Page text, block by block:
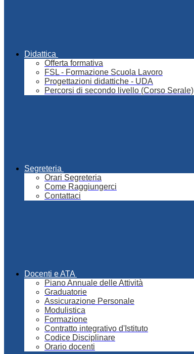
Didattica
Offerta formativa
FSL - Formazione Scuola Lavoro
Progettazioni didattiche - UDA
Percorsi di secondo livello (Corso Serale)
Segreteria
Orari Segreteria
Come Raggiungerci
Contattaci
Docenti e ATA
Piano Annuale delle Attività
Graduatorie
Assicurazione Personale
Modulistica
Formazione
Contratto integrativo d'Istituto
Codice Disciplinare
Orario docenti